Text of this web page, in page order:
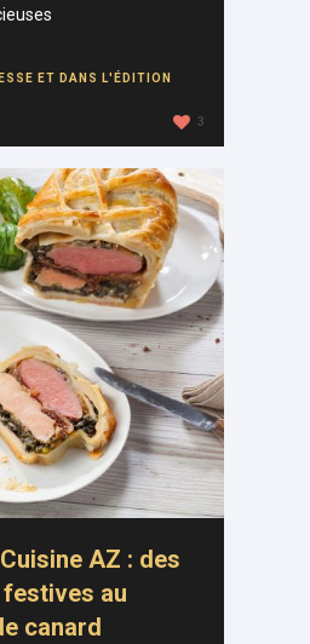
ET DANS L'ÉDITION
3
AZ : des
au
canard